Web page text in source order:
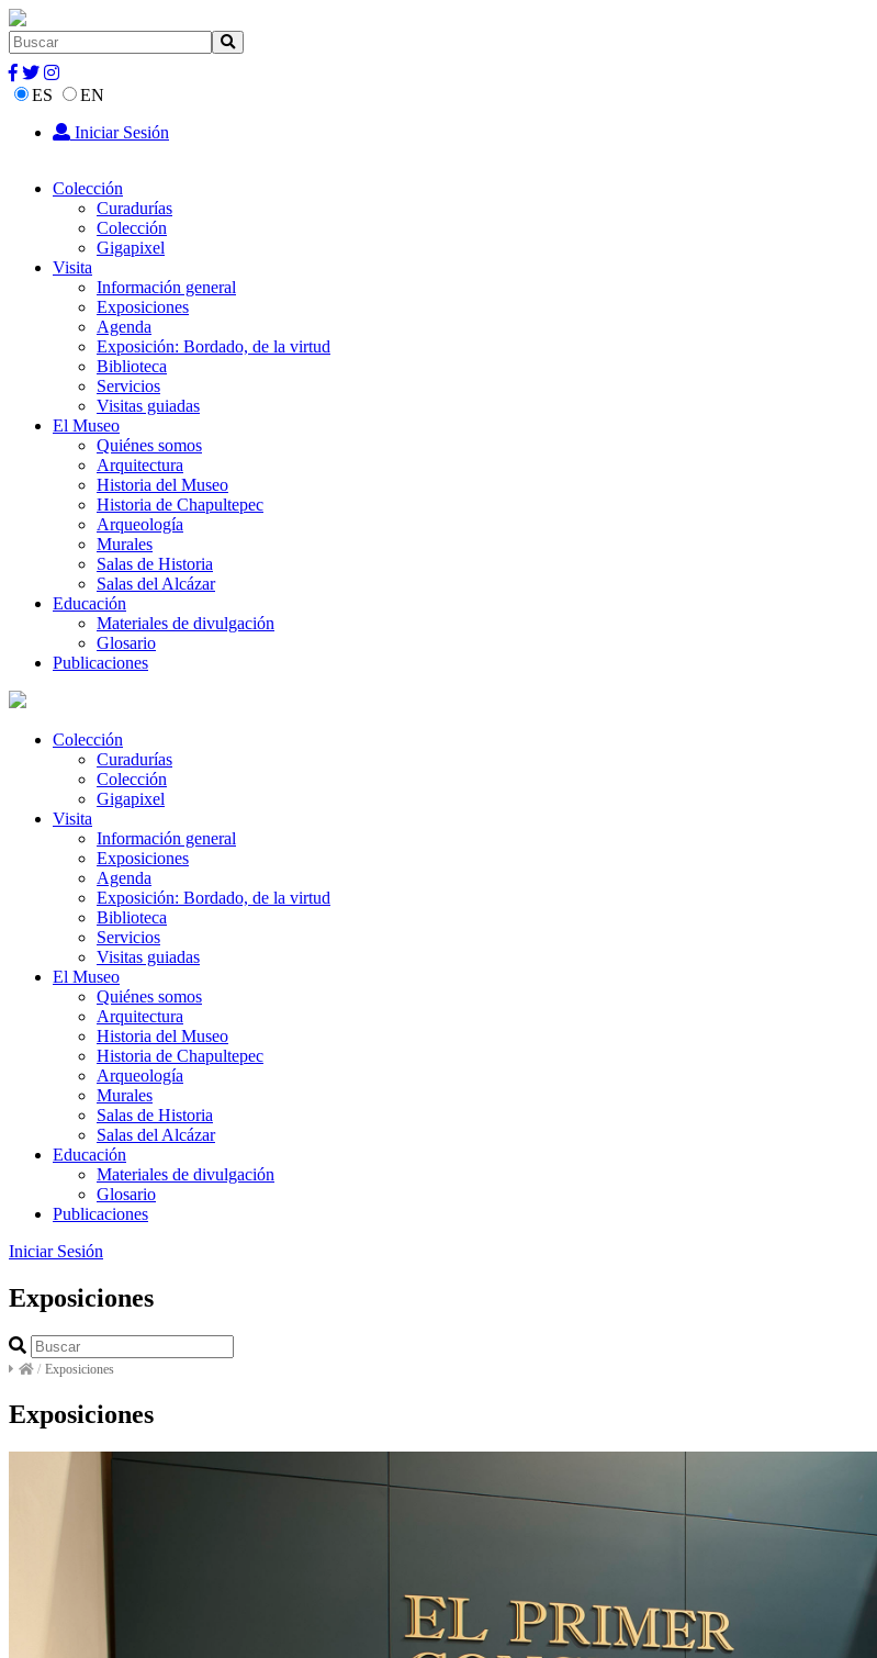
ES
EN
Iniciar Sesión
Colección
Curadurías
Colección
Gigapixel
Visita
Información general
Exposiciones
Agenda
Exposición: Bordado, de la virtud
Biblioteca
Servicios
Visitas guiadas
El Museo
Quiénes somos
Arquitectura
Historia del Museo
Historia de Chapultepec
Arqueología
Murales
Salas de Historia
Salas del Alcázar
Educación
Materiales de divulgación
Glosario
Publicaciones
Colección
Curadurías
Colección
Gigapixel
Visita
Información general
Exposiciones
Agenda
Exposición: Bordado, de la virtud
Biblioteca
Servicios
Visitas guiadas
El Museo
Quiénes somos
Arquitectura
Historia del Museo
Historia de Chapultepec
Arqueología
Murales
Salas de Historia
Salas del Alcázar
Educación
Materiales de divulgación
Glosario
Publicaciones
Iniciar Sesión
Exposiciones
/ Exposiciones
Exposiciones